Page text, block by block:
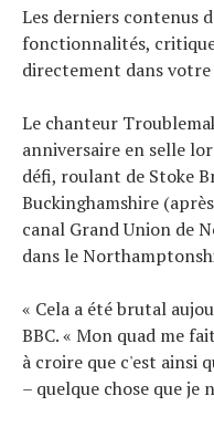
Les derniers contenus
fonctionnalités,
directement dans
Le chanteur
anniversaire en selle
défi, roulant de Stoke
Buckinghamshire
canal Grand Union de
dans le
« Cela a été brutal
BBC. « Mon quad me
à croire que c'est ainsi
– quelque chose que je